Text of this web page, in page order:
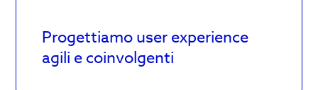
Progettiamo user experience
agili e coinvolgenti